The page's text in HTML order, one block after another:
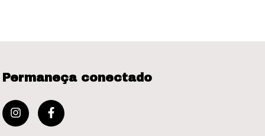
Permaneça conectado